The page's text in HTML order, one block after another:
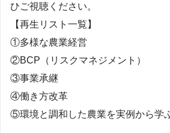
ひご視聴ください。
【再生リスト一覧】
①多様な農業経営
②BCP（リスクマネジメント）
③事業承継
④働き方改革
⑤環境と調和した農業を実例から学